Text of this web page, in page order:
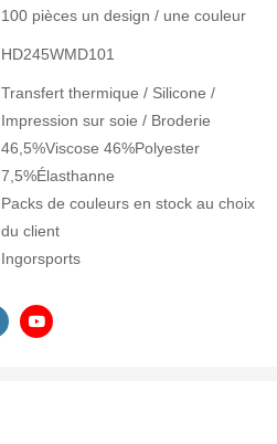
100 pièces un design / une couleur
HD245WMD101
Transfert thermique / Silicone /
Impression sur soie / Broderie
46,5%Viscose 46%Polyester
7,5%Élasthanne
Packs de couleurs en stock au choix
du client
Ingorsports